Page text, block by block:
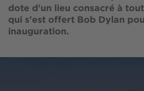
dote d'un lieu consacré à
qui s'est offert Bob Dylan
inauguration.